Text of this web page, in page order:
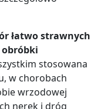
łatwo strawnych
stosowana
w chorobach
wrzodowej
nerek i dróg